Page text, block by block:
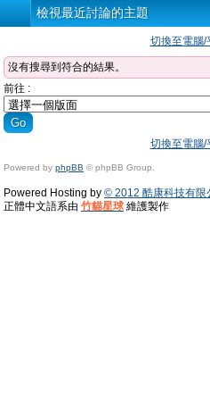
檢視最近討論的主題
切換至電腦/
沒有搜尋到符合的結果。
前往 :
切換至電腦/
Powered by phpBB © phpBB Group.
Powered Hosting by © 2012 酷康科技有限
正體中文語系由 竹貓星球 維護製作